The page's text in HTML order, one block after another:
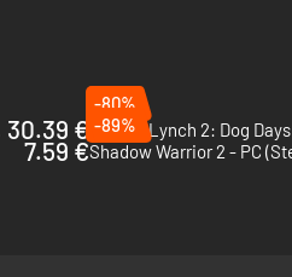
30.39 €
-80%
Kane & Lynch 2: Dog
7.59 €
-89%
Shadow Warrior 2 - PC